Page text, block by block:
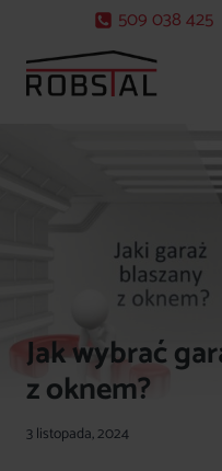
treści
509 038 425
Jak wybrać
z oknem?
3 listopada, 2024